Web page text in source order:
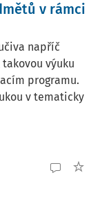
v rámci
napříč
výuku
programu.
v tematicky